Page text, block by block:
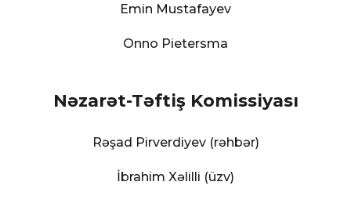
Emin Mustafayev
Onno Pietersma
Nəzarət-Təftiş Komissiyası
Rəşad Pirverdiyev (rəhbər)
İbrahim Xəlilli (üzv)